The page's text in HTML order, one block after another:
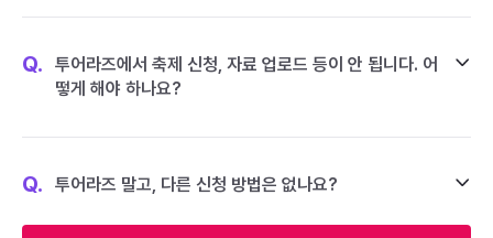
Q.
투어라즈에서 축제 신청, 자료 업로드 등이 안 됩니다. 어
떻게 해야 하나요?
Q. 투어라즈 말고, 다른 신청 방법은 없나요?